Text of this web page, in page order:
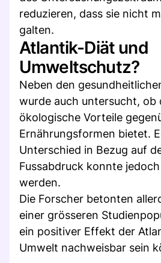
reduzieren, dass sie nicht
galten.
Atlantik-Diät und
Umweltschutz?
Neben den
wurde auch untersucht, ob
ökologische Vorteile
Ernährungsformen bietet.
Unterschied in Bezug auf
Fussabdruck konnte
werden.
Die Forscher betonten
einer grösseren
ein positiver Effekt der
Umwelt nachweisbar sein